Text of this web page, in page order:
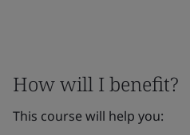
How will I benefit?
This course will help you: